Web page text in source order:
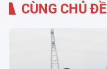
CÙNG CHỦ ĐỀ